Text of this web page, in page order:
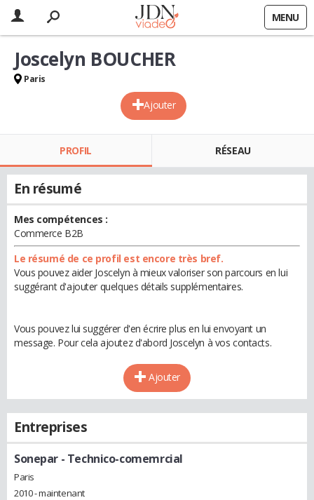
MENU
Ajouter
Joscelyn BOUCHER
Paris
PROFIL RÉSEAU
En résumé
Mes compétences :
Commerce B2B
Le résumé de ce profil est encore très bref.
Vous pouvez aider Joscelyn à mieux valoriser son parcours en lui
suggérant d'ajouter quelques détails supplémentaires.
Vous pouvez lui suggérer d'en écrire plus en lui envoyant un
message. Pour cela ajoutez d'abord Joscelyn à vos contacts.
Ajouter
Entreprises
Sonepar - Technico-comemrcial
Paris
2010 - maintenant